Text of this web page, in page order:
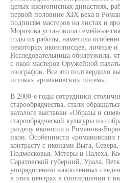
целых иконописных династиях,
первой половине XIX века в
подписям мастеров на листах и
Морозова установила семейные
годы их работы, наметила
некоторых иконописцев, личные и
Исследовательница обнаружила,
с икон мастеров Оружейной
изографов. Все это подтвердило
истоках «романовских писем».
В 2000-е годы сотрудники
старообрядчества, стали
каталоге выставки «Образы и
старообрядческой культуры из
разделу иконописи Романова-
икон. Особенности «романовских
контрасту с иконами Выга,
Подмосковья, Мстеры и Палеха,
Саратовской губерний, Урала,
упорядочению накопленных
в этих центрах в соотношении с